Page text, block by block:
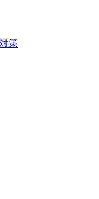
策